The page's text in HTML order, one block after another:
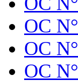
OC
OC
OC